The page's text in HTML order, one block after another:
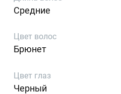
Средние
Цвет волос
Брюнет
Цвет глаз
Черный